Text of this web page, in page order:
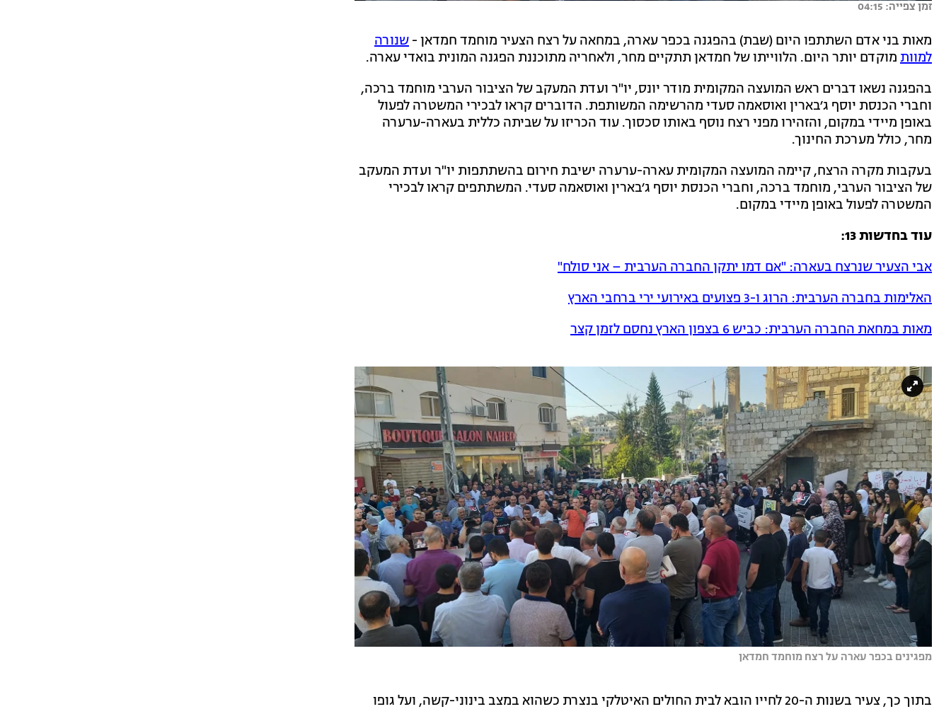
זמן צפייה: 04:15
מאות בני אדם השתתפו היום (שבת) בהפגנה בכפר עארה, במחאה על רצח הצעיר מוחמד חמדאן - שנורה
למוות מוקדם יותר היום. הלווייתו של חמדאן תתקיים מחר, ולאחריה מתוכננת הפגנה המונית בואדי עארה.
בהפגנה נשאו דברים ראש המועצה המקומית מודר יונס, יו"ר ועדת המעקב של הציבור הערבי מוחמד ברכה,
וחברי הכנסת יוסף ג׳בארין ואוסאמה סעדי מהרשימה המשותפת. הדוברים קראו לבכירי המשטרה לפעול
באופן מיידי במקום, והזהירו מפני רצח נוסף באותו סכסוך. עוד הכריזו על שביתה כללית בעארה-ערערה
מחר, כולל מערכת החינוך.
בעקבות מקרה הרצח, קיימה המועצה המקומית עארה-ערערה ישיבת חירום בהשתתפות יו"ר ועדת המעקב
של הציבור הערבי, מוחמד ברכה, וחברי הכנסת יוסף ג׳בארין ואוסאמה סעדי. המשתתפים קראו לבכירי
המשטרה לפעול באופן מיידי במקום.
עוד בחדשות 13:
אבי הצעיר שנרצח בעארה: "אם דמו יתקן החברה הערבית – אני סולח"
האלימות בחברה הערבית: הרוג ו-3 פצועים באירועי ירי ברחבי הארץ
מאות במחאת החברה הערבית: כביש 6 בצפון הארץ נחסם לזמן קצר
מפגינים בכפר עארה על רצח מוחמד חמדאן
בתוך כך, צעיר בשנות ה-20 לחייו הובא לבית החולים האיטלקי בנצרת כשהוא במצב בינוני-קשה, ועל גופו